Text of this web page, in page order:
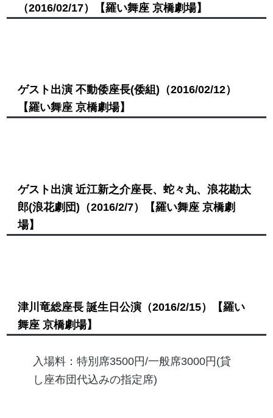
（2016/02/17） 【羅い舞座 京橋劇場】
ゲスト出演 不動倭座長(倭組) （2016/02/12）
【羅い舞座 京橋劇場】
ゲスト出演 近江新之介座長、蛇々丸、浪花勘太
郎(浪花劇団) （2016/2/7）
【羅い舞座 京橋劇
場】
津川竜総座長 誕生日公演（2016/2/15）
【羅い
舞座 京橋劇場】
入場料：特別席3500円/一般席3000円(貸
し座布団代込みの指定席)